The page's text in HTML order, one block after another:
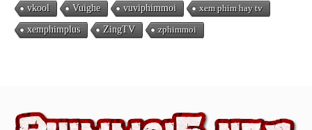
vkool Vuighe vuviphimmoi xem phim hay tv
xemphimplus ZingTV zphimmoi